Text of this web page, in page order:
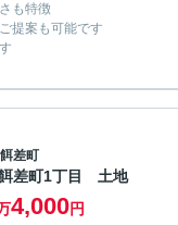
も特徴
提案も可能です
餌差町
差町1丁目 土地
4,000円